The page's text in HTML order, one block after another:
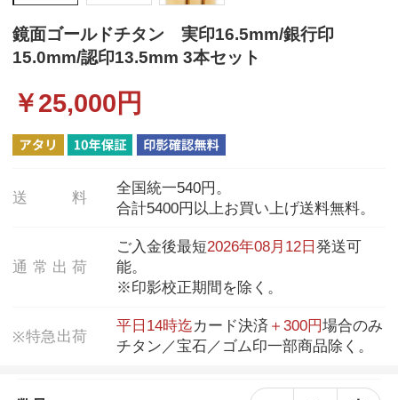
鏡面ゴールドチタン 実印16.5mm/銀行印
15.0mm/認印13.5mm 3本セット
￥25,000 円
送 料
全国統一540円。
合計5400円以上お買い上げ送料無料。
通 常 出 荷
ご入金後最短2026年08月12日発送可
能。
※印影校正期間を除く。
※特急出荷
平日14時迄カード決済 ＋300円場合のみ
チタン／宝石／ゴム印一部商品除く。